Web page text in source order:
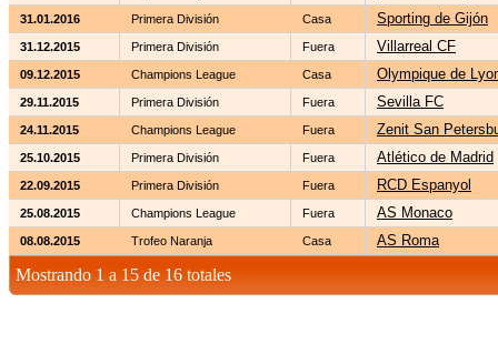
31.01.2016 Primera División Casa Sporting de Gijón
31.12.2015 Primera División Fuera Villarreal CF
09.12.2015 Champions League Casa Olympique de
29.11.2015 Primera División Fuera Sevilla FC
24.11.2015 Champions League Fuera Zenit San
25.10.2015 Primera División Fuera Atlético de Madrid
22.09.2015 Primera División Fuera RCD Espanyol
25.08.2015 Champions League Fuera AS Monaco
08.08.2015 Trofeo Naranja Casa AS Roma
Mostrando 1 a 15 de 16 totales